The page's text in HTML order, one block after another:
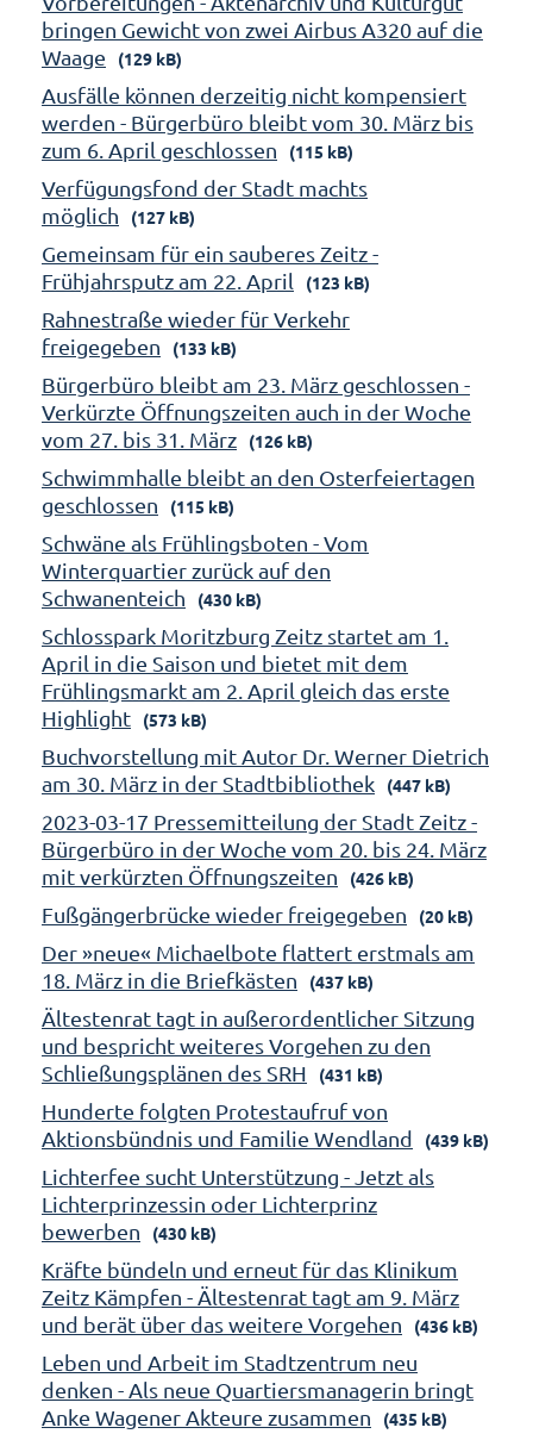
bringen Gewicht von zwei Airbus A320 auf die
Waage
(129 kB)
Ausfälle können derzeitig nicht kompensiert
werden - Bürgerbüro bleibt vom 30. März bis
zum 6. April geschlossen
(115 kB)
Verfügungsfond der Stadt machts
möglich
(127 kB)
Gemeinsam für ein sauberes Zeitz -
Frühjahrsputz am 22. April
(123 kB)
Rahnestraße wieder für Verkehr
freigegeben
(133 kB)
Bürgerbüro bleibt am 23. März geschlossen -
Verkürzte Öffnungszeiten auch in der Woche
vom 27. bis 31. März
(126 kB)
Schwimmhalle bleibt an den Osterfeiertagen
geschlossen
(115 kB)
Schwäne als Frühlingsboten - Vom
Winterquartier zurück auf den
Schwanenteich
(430 kB)
Schlosspark Moritzburg Zeitz startet am 1.
April in die Saison und bietet mit dem
Frühlingsmarkt am 2. April gleich das erste
Highlight
(573 kB)
Buchvorstellung mit Autor Dr. Werner Dietrich
am 30. März in der Stadtbibliothek
(447 kB)
2023-03-17 Pressemitteilung der Stadt Zeitz -
Bürgerbüro in der Woche vom 20. bis 24. März
mit verkürzten Öffnungszeiten
(426 kB)
Fußgängerbrücke wieder freigegeben (20 kB)
Der »neue« Michaelbote flattert erstmals am
18. März in die Briefkästen
(437 kB)
Ältestenrat tagt in außerordentlicher Sitzung
und bespricht weiteres Vorgehen zu den
Schließungsplänen des SRH
(431 kB)
Hunderte folgten Protestaufruf von
Aktionsbündnis und Familie Wendland
(439 kB)
Lichterfee sucht Unterstützung - Jetzt als
Lichterprinzessin oder Lichterprinz
bewerben
(430 kB)
Kräfte bündeln und erneut für das Klinikum
Zeitz Kämpfen - Ältestenrat tagt am 9. März
und berät über das weitere Vorgehen
(436 kB)
Leben und Arbeit im Stadtzentrum neu
denken - Als neue Quartiersmanagerin bringt
Anke Wagener Akteure zusammen
(435 kB)